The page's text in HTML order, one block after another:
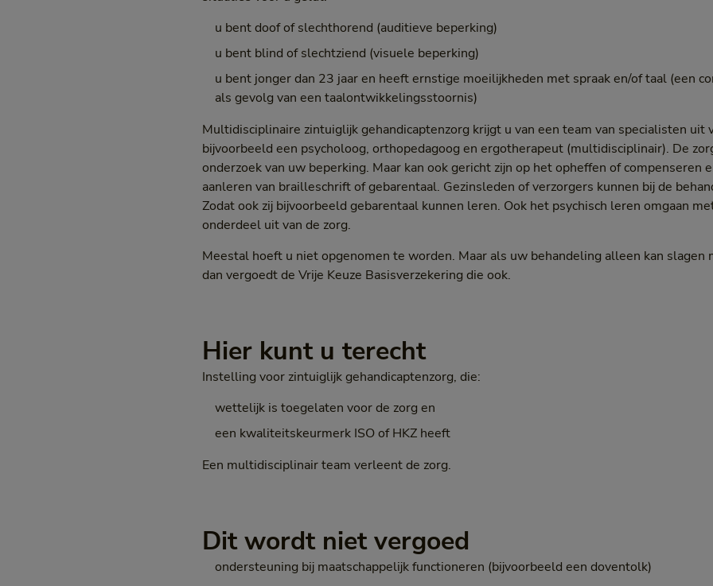
u bent doof of slechthorend (auditieve beperking)
u bent blind of slechtziend (visuele beperking)
u bent jonger dan 23 jaar en heeft ernstige moeilijkheden met spraak en/of taal (een
als gevolg van een taalontwikkelingsstoornis)
Multidisciplinaire zintuiglijk gehandicaptenzorg krijgt u van een team van specialisten uit
bijvoorbeeld een psycholoog, orthopedagoog en ergotherapeut (multidisciplinair). De
onderzoek van uw beperking. Maar kan ook gericht zijn op het opheffen of compenseren
aanleren van brailleschrift of gebarentaal. Gezinsleden of verzorgers kunnen bij de
Zodat ook zij bijvoorbeeld gebarentaal kunnen leren. Ook het psychisch leren omgaan
onderdeel uit van de zorg.
Meestal hoeft u niet opgenomen te worden. Maar als uw behandeling alleen kan slagen
dan vergoedt de Vrije Keuze Basisverzekering die ook.
Hier kunt u terecht
Instelling voor zintuiglijk gehandicaptenzorg, die:
wettelijk is toegelaten voor de zorg en
een kwaliteitskeurmerk ISO of HKZ heeft
Een multidisciplinair team verleent de zorg.
Dit wordt niet vergoed
ondersteuning bij maatschappelijk functioneren (bijvoorbeeld een doventolk)